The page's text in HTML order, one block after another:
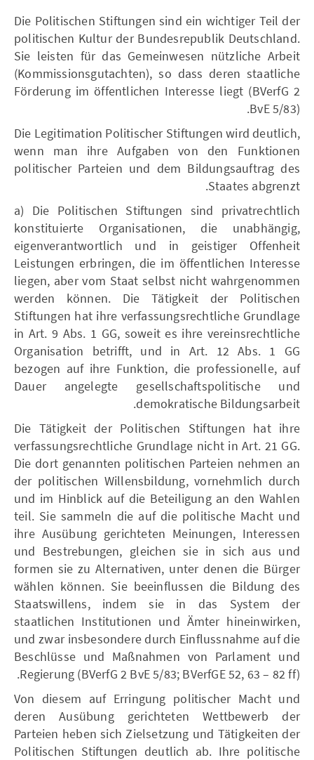
Die Politischen Stiftungen sind ein wichtiger Teil der
politischen Kultur der Bundesrepublik Deutschland.
Sie leisten für das Gemeinwesen nützliche Arbeit
(Kommissionsgutachten), so dass deren staatliche
Förderung im öffentlichen Interesse liegt (BVerfG 2
BvE 5/83).
Die Legitimation Politischer Stiftungen wird deutlich,
wenn man ihre Aufgaben von den Funktionen
politischer Parteien und dem Bildungsauftrag des
Staates abgrenzt.
a) Die Politischen Stiftungen sind privatrechtlich
konstituierte Organisationen, die unabhängig,
eigenverantwortlich und in geistiger Offenheit
Leistungen erbringen, die im öffentlichen Interesse
liegen, aber vom Staat selbst nicht wahrgenommen
werden können. Die Tätigkeit der Politischen
Stiftungen hat ihre verfassungsrechtliche Grundlage
in Art. 9 Abs. 1 GG, soweit es ihre vereinsrechtliche
Organisation betrifft, und in Art. 12 Abs. 1 GG
bezogen auf ihre Funktion, die professionelle, auf
Dauer angelegte gesellschaftspolitische und
demokratische Bildungsarbeit.
Die Tätigkeit der Politischen Stiftungen hat ihre
verfassungsrechtliche Grundlage nicht in Art. 21 GG.
Die dort genannten politischen Parteien nehmen an
der politischen Willensbildung, vornehmlich durch
und im Hinblick auf die Beteiligung an den Wahlen
teil. Sie sammeln die auf die politische Macht und
ihre Ausübung gerichteten Meinungen, Interessen
und Bestrebungen, gleichen sie in sich aus und
formen sie zu Alternativen, unter denen die Bürger
wählen können. Sie beeinflussen die Bildung des
Staatswillens, indem sie in das System der
staatlichen Institutionen und Ämter hineinwirken,
und zwar insbesondere durch Einflussnahme auf die
Beschlüsse und Maßnahmen von Parlament und
Regierung (BVerfG 2 BvE 5/83; BVerfGE 52, 63 – 82 ff).
Von diesem auf Erringung politischer Macht und
deren Ausübung gerichteten Wettbewerb der
Parteien heben sich Zielsetzung und Tätigkeiten der
Politischen Stiftungen deutlich ab. Ihre politische